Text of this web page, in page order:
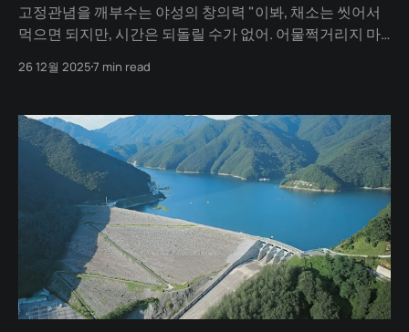
고정관념을 깨부수는 야성의 창의력 "이봐, 채소는 씻어서
먹으면 되지만, 시간은 되돌릴 수가 없어. 어물쩍거리지 마."
신한 소파보다 흙먼지 날리는 공사판에서 그는 살아있음을
적인 방법으로 돌파할 때의 그 짜릿한 쾌감! 그것이 정주영
회장에게는 살아
26 12월 20257 min read